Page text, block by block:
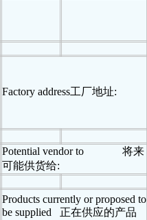
Factory address工厂地址:
Potential vendor to
将来
可能供货给:
Products currently or proposed to
be supplied
正在供应的产品